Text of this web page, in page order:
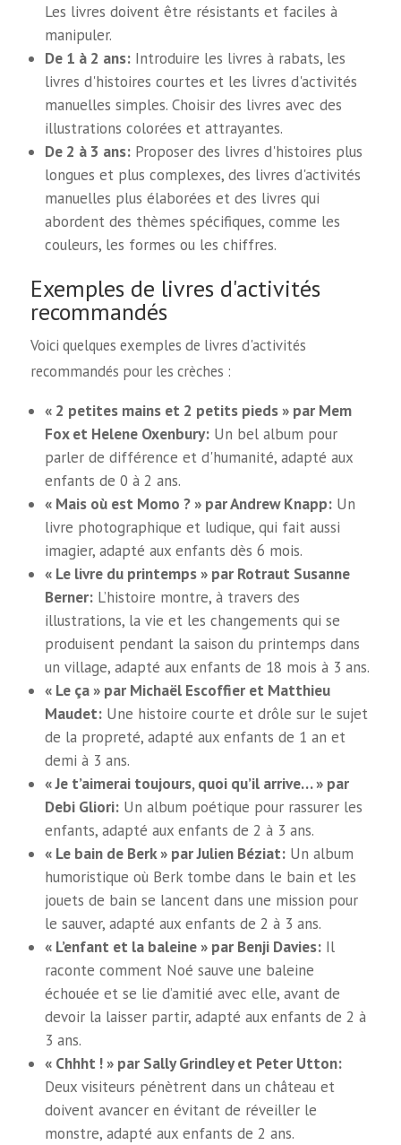
Les livres doivent être résistants et faciles à
manipuler.
De 1 à 2 ans: Introduire les livres à rabats, les
livres d'histoires courtes et les livres d'activités
manuelles simples. Choisir des livres avec des
illustrations colorées et attrayantes.
De 2 à 3 ans: Proposer des livres d'histoires plus
longues et plus complexes, des livres d'activités
manuelles plus élaborées et des livres qui
abordent des thèmes spécifiques, comme les
couleurs, les formes ou les chiffres.
Exemples de livres d'activités
recommandés
Voici quelques exemples de livres d'activités
recommandés pour les crèches :
« 2 petites mains et 2 petits pieds » par Mem
Fox et Helene Oxenbury: Un bel album pour
parler de différence et d'humanité, adapté aux
enfants de 0 à 2 ans.
« Mais où est Momo ? » par Andrew Knapp: Un
livre photographique et ludique, qui fait aussi
imagier, adapté aux enfants dès 6 mois.
« Le livre du printemps » par Rotraut Susanne
Berner: L’histoire montre, à travers des
illustrations, la vie et les changements qui se
produisent pendant la saison du printemps dans
un village, adapté aux enfants de 18 mois à 3 ans.
« Le ça » par Michaël Escoffier et Matthieu
Maudet: Une histoire courte et drôle sur le sujet
de la propreté, adapté aux enfants de 1 an et
demi à 3 ans.
« Je t’aimerai toujours, quoi qu’il arrive… » par
Debi Gliori: Un album poétique pour rassurer les
enfants, adapté aux enfants de 2 à 3 ans.
« Le bain de Berk » par Julien Béziat: Un album
humoristique où Berk tombe dans le bain et les
jouets de bain se lancent dans une mission pour
le sauver, adapté aux enfants de 2 à 3 ans.
« L’enfant et la baleine » par Benji Davies: Il
raconte comment Noé sauve une baleine
échouée et se lie d’amitié avec elle, avant de
devoir la laisser partir, adapté aux enfants de 2 à
3 ans.
« Chhht ! » par Sally Grindley et Peter Utton:
Deux visiteurs pénètrent dans un château et
doivent avancer en évitant de réveiller le
monstre, adapté aux enfants de 2 ans.